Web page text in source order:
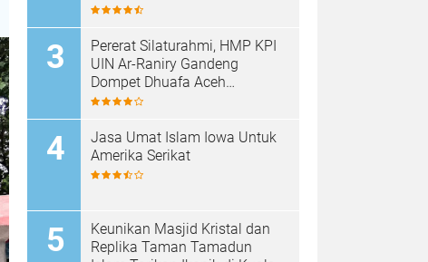
Pererat Silaturahmi, HMP KPI
UIN Ar-Raniry Gandeng
Dompet Dhuafa Aceh
Sukseskan Communication
Jasa Umat Islam Iowa Untuk
Amerika Serikat
Keunikan Masjid Kristal dan
Replika Taman Tamadun